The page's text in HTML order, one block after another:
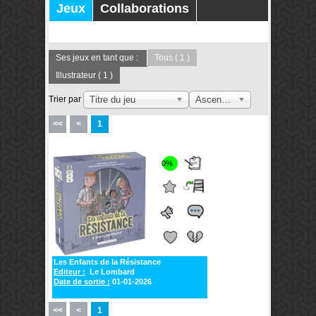
Jeux
Collaborations
Ses jeux en tant que : Tous ( 1 )
Illustrateur ( 1 )
Trier par Titre du jeu
<< < 1
0%
Les Enfants de la Résistance
Editeur : Le Lombard
Date de sortie : 01-01-2026
<< < 1